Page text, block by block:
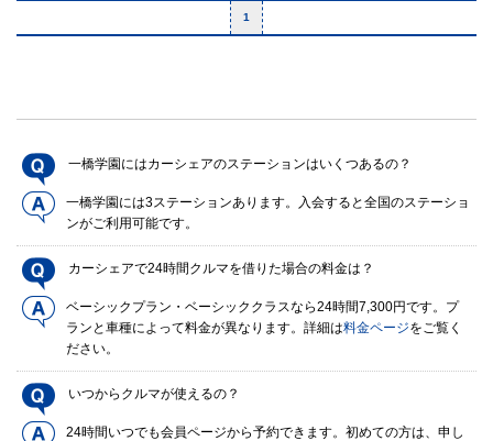
1
一橋学園にはカーシェアのステーションはいくつあるの？
一橋学園には3ステーションあります。入会すると全国のステーショ
ンがご利用可能です。
カーシェアで24時間クルマを借りた場合の料金は？
ベーシックプラン・ベーシッククラスなら24時間7,300円です。プ
ランと車種によって料金が異なります。詳細は料金ページをご覧く
ださい。
いつからクルマが使えるの？
24時間いつでも会員ページから予約できます。初めての方は、申し